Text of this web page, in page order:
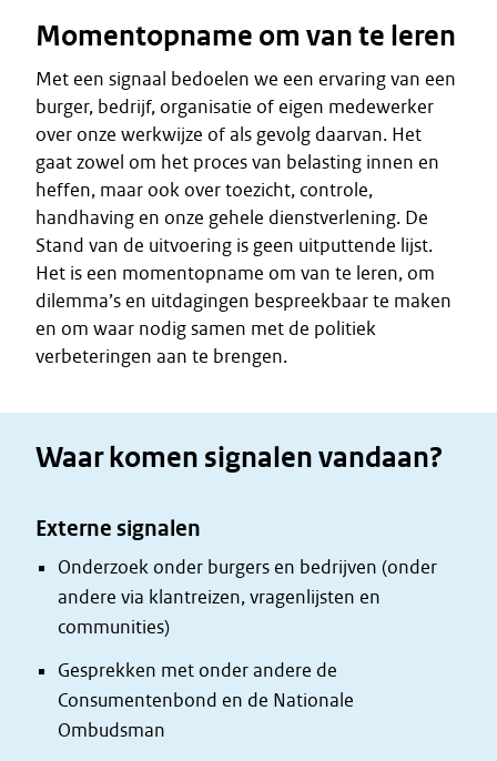
Momentopname om van te leren
Met een signaal bedoelen we een ervaring van een
burger, bedrijf, organisatie of eigen medewerker
over onze werkwijze of als gevolg daarvan. Het
gaat zowel om het proces van belasting innen en
heffen, maar ook over toezicht, controle,
handhaving en onze gehele dienstverlening. De
Stand van de uitvoering is geen uitputtende lijst.
Het is een momentopname om van te leren, om
dilemma’s en uitdagingen bespreekbaar te maken
en om waar nodig samen met de politiek
verbeteringen aan te brengen.
Waar komen signalen vandaan?
Externe signalen
Onderzoek onder burgers en bedrijven (onder
andere via klantreizen, vragenlijsten en
communities)
Gesprekken met onder andere de
Consumentenbond en de Nationale
Ombudsman